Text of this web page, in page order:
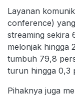
Layanan
conference)
streaming sekira
melonjak hingga
tumbuh 79,8
turun hingga 0,3
Pihaknya juga